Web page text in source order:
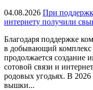
04.08.2026 При
интернету получили
Благодаря поддержке
в добывающий
продолжается создание
сотовой связи и
родовых угодьях. В
вышки...